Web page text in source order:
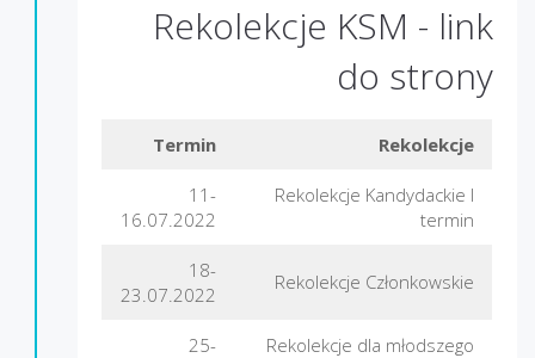
Rekolekcje KSM - link
do strony
Termin Rekolekcje
11-
16.07.2022
Rekolekcje Kandydackie I
termin
18-
23.07.2022
Rekolekcje Członkowskie
25-
Rekolekcje dla młodszego